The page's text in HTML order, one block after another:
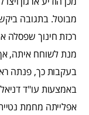
מבוטל. בתגובה
רכזת חינוך שפסלה
מנת לשוחח איתה,
בעקבות כך, פנתה
באמצעות עו"ד
אפלייתה מחמת